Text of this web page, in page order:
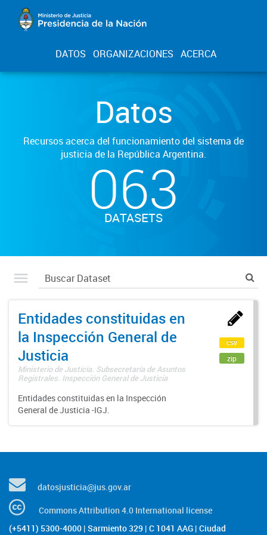
DATOS ORGANIZACIONES ACERCA
Datos
Recursos acerca del funcionamiento del sistema de
justicia de la República Argentina.
063
DATASETS
Entidades constituidas en
la Inspección General de
Justicia
Ministerio de Justicia. Subsecretaría de Asuntos
Registrales. Inspección General de Justicia
Entidades constituidas en la Inspección
General de Justicia -IGJ.
csv
zip
datosjusticia@jus.gov.ar
Commons Attribution 4.0 International license
(+5411) 5300-4000 | Sarmiento 329 | C 1041 AAG | Ciudad